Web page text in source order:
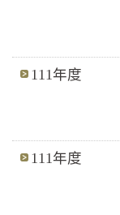
111年度
111年度